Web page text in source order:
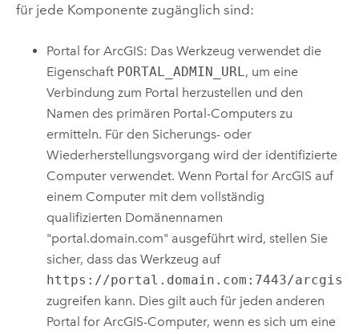
für jede Komponente zugänglich sind:
Portal for ArcGIS: Das Werkzeug verwendet die
Eigenschaft PORTAL_ADMIN_URL, um eine
Verbindung zum Portal herzustellen und den
Namen des primären Portal-Computers zu
ermitteln. Für den Sicherungs- oder
Wiederherstellungsvorgang wird der identifizierte
Computer verwendet. Wenn Portal for ArcGIS auf
einem Computer mit dem vollständig
qualifizierten Domänennamen
"portal.domain.com" ausgeführt wird, stellen Sie
sicher, dass das Werkzeug auf
https://portal.domain.com:7443/arcgis
zugreifen kann. Dies gilt auch für jeden anderen
Portal for ArcGIS-Computer, wenn es sich um eine